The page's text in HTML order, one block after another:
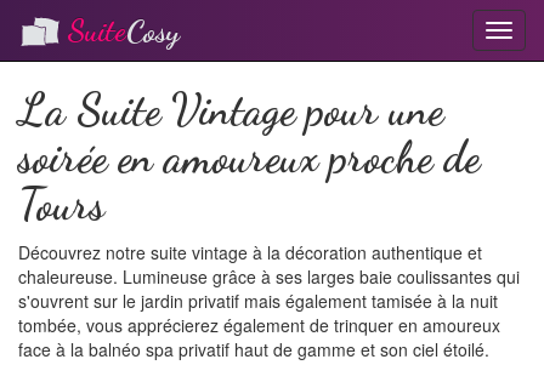
T
o
g
t
SuiteCosy
La Suite Vintage pour une
soirée en amoureux proche de
Tours
Découvrez notre suite vintage à la décoration authentique et
chaleureuse. Lumineuse grâce à ses larges baie coulissantes qui
s'ouvrent sur le jardin privatif mais également tamisée à la nuit
tombée, vous apprécierez également de trinquer en amoureux
face à la balnéo spa privatif haut de gamme et son ciel étoilé.